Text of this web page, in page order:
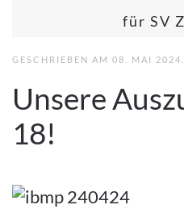
für SV
GESCHRIEBEN AM 08. MAI 2024
Unsere
18!